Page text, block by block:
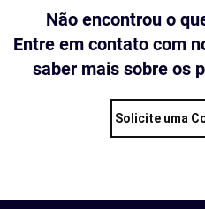
Não encontrou o
Entre em contato com
saber mais sobre os
Solicite uma